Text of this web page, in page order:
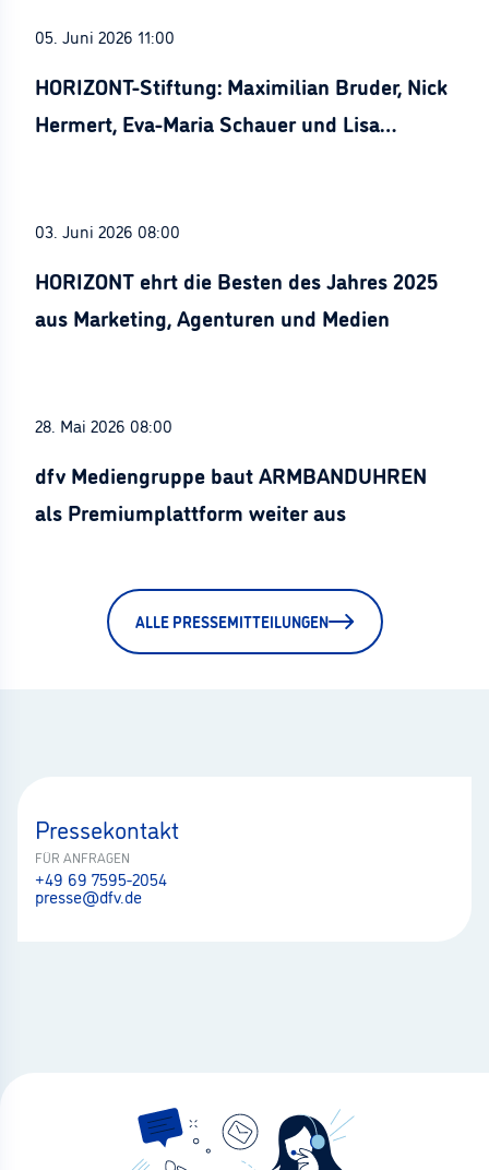
05. Juni 2026 11:00
HORIZONT-Stiftung: Maximilian Bruder, Nick
Hermert, Eva-Maria Schauer und Lisa
03. Juni 2026 08:00
HORIZONT ehrt die Besten des Jahres 2025
aus Marketing, Agenturen und Medien
28. Mai 2026 08:00
dfv Mediengruppe baut ARMBANDUHREN
als Premiumplattform weiter aus
ALLE PRESSEMITTEILUNGEN
Pressekontakt
FÜR ANFRAGEN
+49 69 7595-2054
presse@dfv.de